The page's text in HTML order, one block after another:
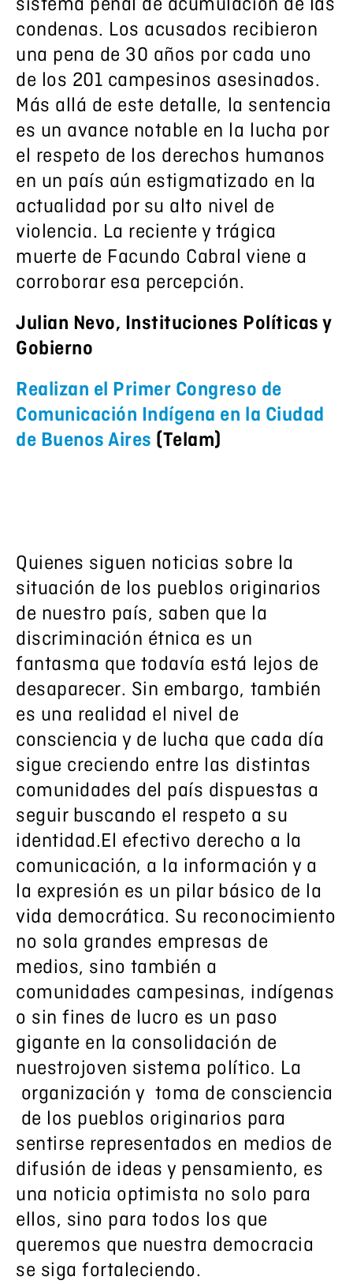
sistema penal de acumulación de las
condenas. Los acusados recibieron
una pena de 30 años por cada uno
de los 201 campesinos asesinados.
Más allá de este detalle, la sentencia
es un avance notable en la lucha por
el respeto de los derechos humanos
en un país aún estigmatizado en la
actualidad por su alto nivel de
violencia. La reciente y trágica
muerte de Facundo Cabral viene a
corroborar esa percepción.
Julian Nevo, Instituciones Políticas y
Gobierno
Realizan el Primer Congreso de
Comunicación Indígena en la Ciudad
de Buenos Aires (Telam)
Quienes siguen noticias sobre la
situación de los pueblos originarios
de nuestro país, saben que la
discriminación étnica es un
fantasma que todavía está lejos de
desaparecer. Sin embargo, también
es una realidad el nivel de
consciencia y de lucha que cada día
sigue creciendo entre las distintas
comunidades del país dispuestas a
seguir buscando el respeto a su
identidad.El efectivo derecho a la
comunicación, a la información y a
la expresión es un pilar básico de la
vida democrática. Su reconocimiento
no sola grandes empresas de
medios, sino también a
comunidades campesinas, indígenas
o sin fines de lucro es un paso
gigante en la consolidación de
nuestrojoven sistema político. La
organización y toma de consciencia
de los pueblos originarios para
sentirse representados en medios de
difusión de ideas y pensamiento, es
una noticia optimista no solo para
ellos, sino para todos los que
queremos que nuestra democracia
se siga fortaleciendo.